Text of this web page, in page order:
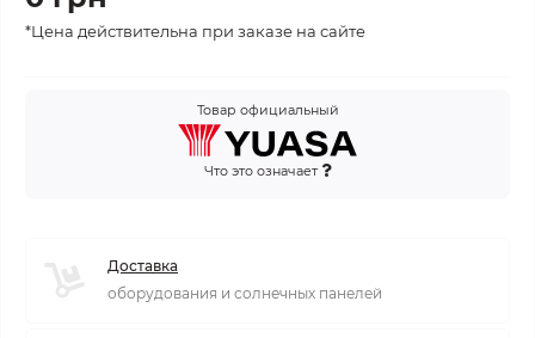
*Цена действительна при заказе на сайте
Товар официальный
Что это означает
Доставка
оборудования и солнечных панелей